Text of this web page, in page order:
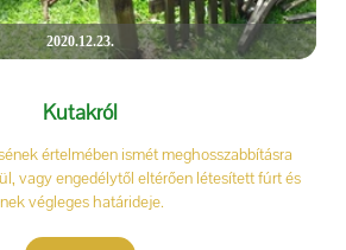
2020.12.23.
Kutakról
értelmében ismét meghosszabbításra
vagy engedélytől eltérően létesített fúrt és
végleges határideje.